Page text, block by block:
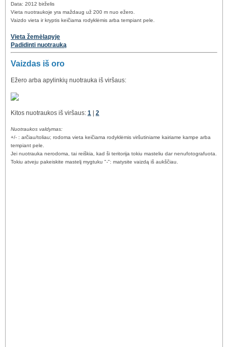
Data: 2012 birželis
Vieta nuotraukoje yra maždaug už 200 m nuo ežero.
Vaizdo vieta ir kryptis keičiama rodyklėmis arba tempiant pele.
Vieta žemėlapyje
Padidinti nuotrauką
Vaizdas iš oro
Ežero arba apylinkių nuotrauka iš viršaus:
Kitos nuotraukos iš viršaus: 1 | 2
Nuotraukos valdymas:
+/- : arčiau/toliau; rodoma vieta keičiama rodyklėmis viršutiniame kairiame kampe arba
tempiant pele.
Jei nuotrauka nerodoma, tai reiškia, kad ši teritorija tokiu masteliu dar nenufotografuota.
Tokiu atveju pakeiskite mastelį mygtuku "-": matysite vaizdą iš aukščiau.